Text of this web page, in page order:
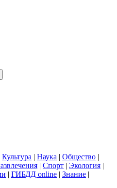
Культура | Наука | Общество |
| Спорт | Экология |
| ГИБДД online | Знание |